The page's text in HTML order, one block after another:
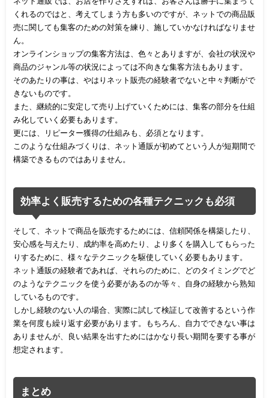
くれるのではと、考えてしまう方も多いのですが、ネットでの商品販
売に関しても集客のための対策を練り、施していかなければなりませ
ん。
オンラインショップの集客方法は、色々とありますが、会社の状況や
商品のジャンル等の状況によっては不向きな集客方法もあります。
そのあたりの事は、やはりネット販売の経験者でないと中々判断がで
きないものです。
また、継続的に安定して売り上げていくためには、集客の部分を仕組
み化していく必要もあります。
更には、リピーター獲得の仕組みも、必須となります。
このような仕組みづくりは、ネット通販が初めてという人が短期間で
構築できるものではありません。
効率よく販売するための各種テクニックも必須
そして、ネットで商品を販売するためには、信頼関係を構築したり、
安心感を与えたり、成約率を高めたり、より多くを購入してもらった
りするために、様々なテクニックを駆使していく必要もあります。
ネット通販の経験者であれば、それらのために、どのタイミングでど
のようなテクニックを使う必要があるのか等々、自身の経験から熟知
しているものです。
しかし経験のない人の場合、実際に試して検証して改善するという作
業を何度も繰り返す必要があります。もちろん、自力でできない事は
ありませんが、良い結果を出すためにはかなり長い期間を要する事が
想定されます。
まとめ